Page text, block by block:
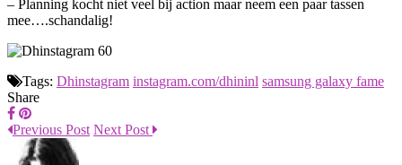
– Planning kocht niet veel bij action maar neem een paar tassen
mee….schandalig!
Tags: Dhinstagram instagram.com/dhininl samsung galaxy fame
Share
Previous Post Next Post